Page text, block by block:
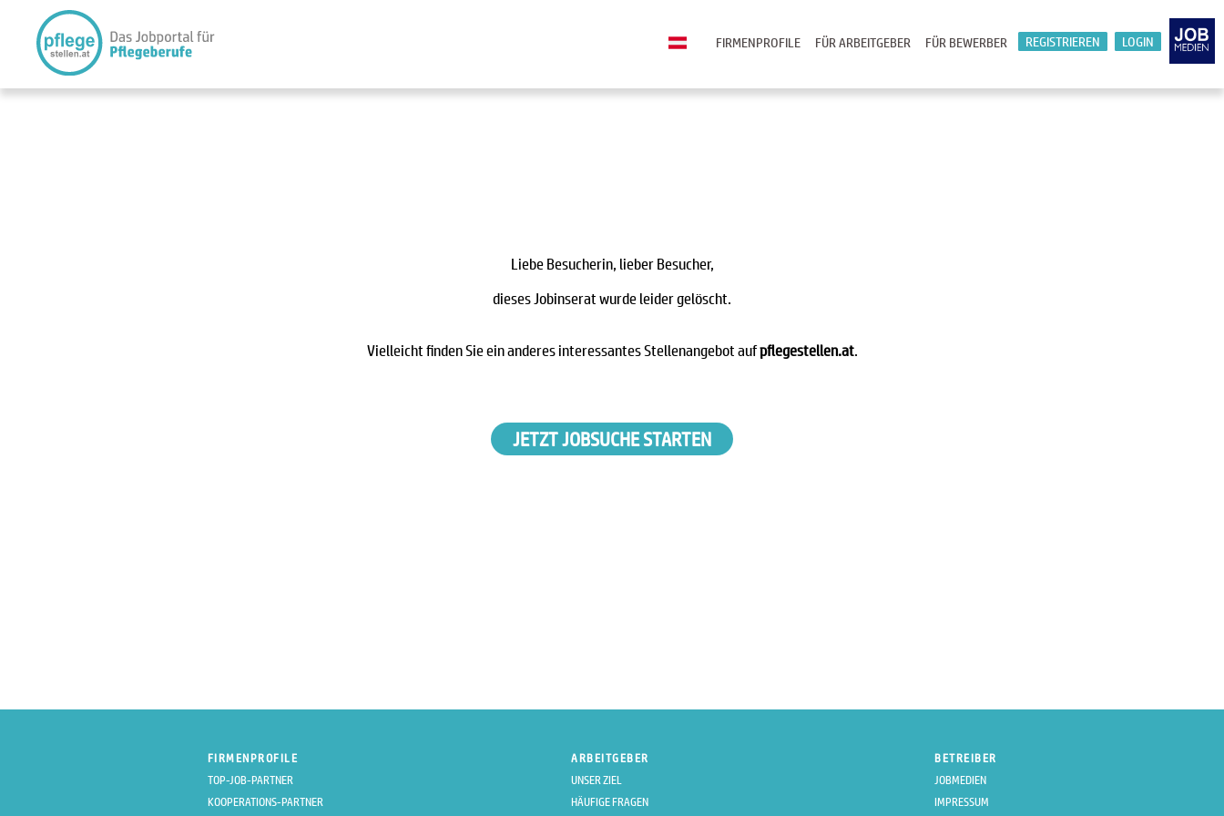
LOGIN
REGISTRIEREN
FÜR BEWERBER
FÜR ARBEITGEBER
FIRMENPROFILE
Liebe Besucherin, lieber Besucher,
dieses Jobinserat wurde leider gelöscht.
Vielleicht finden Sie ein anderes interessantes Stellenangebot aufpflegestellen.at.
JETZT JOBSUCHE STARTEN
FIRMENPROFILE
TOP-JOB-PARTNER
KOOPERATIONS-PARTNER
ARBEITGEBER
UNSER ZIEL
HÄUFIGE FRAGEN
BETREIBER
JOBMEDIEN
IMPRESSUM